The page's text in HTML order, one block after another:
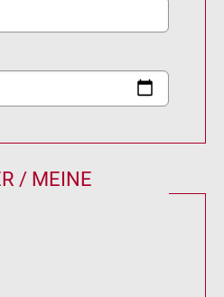
/ MEINE